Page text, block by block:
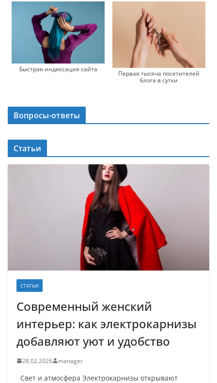
Быстрая индексация сайта
Первая тысяча посетителей
блога в сутки
Вопросы-ответы
Статьи
СТАТЬИ
Современный женский
интерьер: как электрокарнизы
добавляют уют и удобство
28.02.2026 manager
Свет и атмосфера Электрокарнизы открывают